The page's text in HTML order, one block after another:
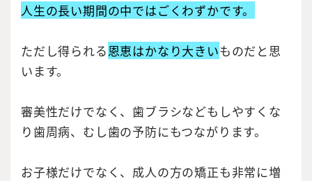
人生の長い期間の中ではごくわずかです。
ただし得られる 恩恵はかなり大きいものだと思
います。
審美性だけでなく、歯ブラシなどもしやすくな
り歯周病、むし歯の予防にもつながります。
お子様だけでなく、成人の方の矯正も非常に増